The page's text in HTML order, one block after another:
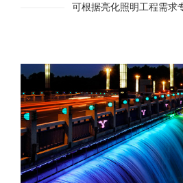
可根据亮化照明工程需求